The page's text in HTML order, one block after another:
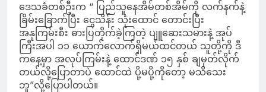
ဒေသခံတစ်ဦးက “ ပြည်သူနေအိမ်တစ်အိမ်ကို လက်နက်နဲ့
ခြိမ်းခြောက်ပြီး ငွေသိန်း သုံးထောင် တောင်းပြီး
အနုကြမ်းစီး ဓားပြတိုက်ခဲ့ကြတဲ့ ပျူဆေးသမားနဲ့ အုပ်
ကြီးအပါ ၁၁ ယောက်လောက်ရှိမယ်ထင်တယ် သူတို့ကို ဒီ
ကနေ့မှာ အလုပ်ကြမ်းနဲ့ ထောင်ဒဏ် ၁၅ နှစ် ချမှတ်လိုက်
တယ်လို့ပြောတာပဲ ထောင်ထဲ ပို့မပို့ကိုတော့ မသိသေး
ဘူ”လို့ပြောပါတယ်။